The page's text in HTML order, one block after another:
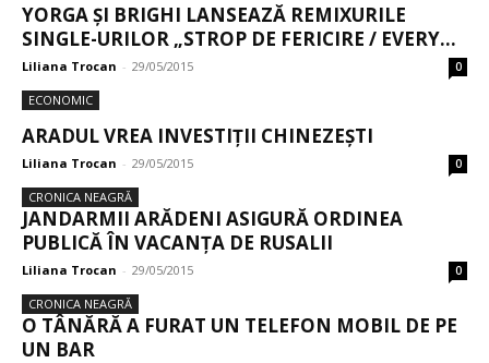
YORGA ȘI BRIGHI LANSEAZĂ REMIXURILE
SINGLE-URILOR „STROP DE FERICIRE / EVERY...
Liliana Trocan - 29/05/2015 0
ECONOMIC
ARADUL VREA INVESTIȚII CHINEZEȘTI
Liliana Trocan - 29/05/2015 0
CRONICA NEAGRĂ
JANDARMII ARĂDENI ASIGURĂ ORDINEA
PUBLICĂ ÎN VACANȚA DE RUSALII
Liliana Trocan - 29/05/2015 0
CRONICA NEAGRĂ
O TÂNĂRĂ A FURAT UN TELEFON MOBIL DE PE
UN BAR